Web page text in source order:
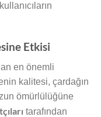
Etkisi
en önemli
kalitesi, çardağın
ömürlülüğüne
tarafından